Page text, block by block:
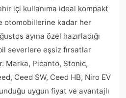
içi kullanıma ideal kompakt
otomobillerine kadar her
ayına özel hazırladığı
severlere eşsiz fırsatlar
Marka, Picanto, Stonic,
Ceed SW, Ceed HB, Niro EV
uygun fiyat ve avantajlı